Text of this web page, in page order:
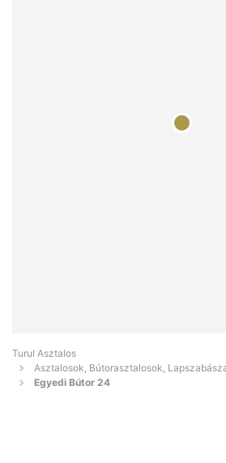
Turul Asztalos
Asztalosok, Bútorasztalosok,
Egyedi Bútor 24